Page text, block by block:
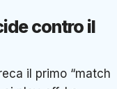
contro il
il primo “match